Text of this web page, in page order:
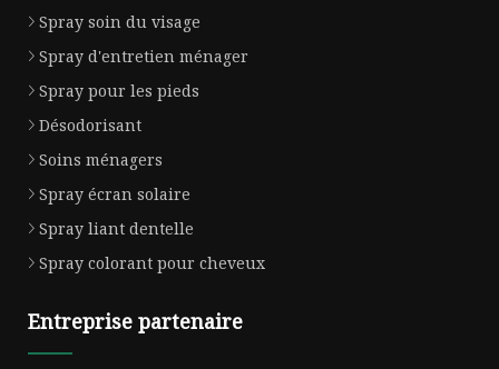
Spray soin du visage
Spray d'entretien ménager
Spray pour les pieds
Désodorisant
Soins ménagers
Spray écran solaire
Spray liant dentelle
Spray colorant pour cheveux
Entreprise partenaire